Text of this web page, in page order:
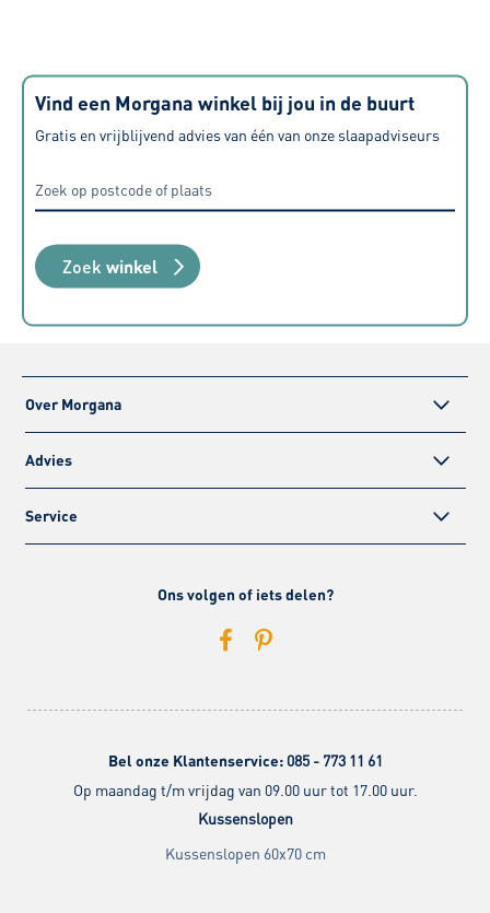
Vind een Morgana winkel bij jou in de buurt
Gratis en vrijblijvend advies van één van onze slaapadviseurs
Zoek winkel
Over Morgana
Advies
Service
Ons volgen of iets delen?
Bel onze Klantenservice: 085 - 773 11 61
Op maandag t/m vrijdag van 09.00 uur tot 17.00 uur.
Kussenslopen
Kussenslopen 60x70 cm